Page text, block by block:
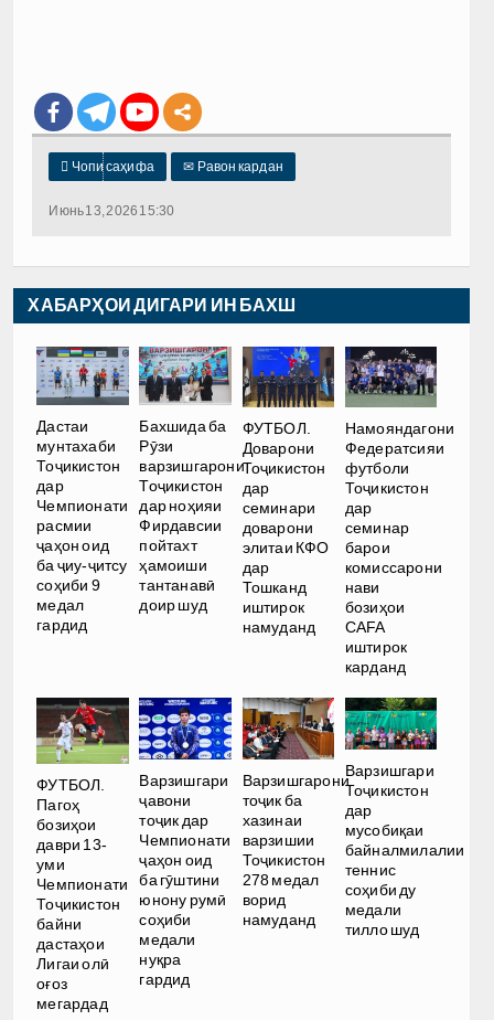
 Чопи саҳифа ✉ Равон кардан
Июнь 13, 2026 15:30
ХАБАРҲОИ ДИГАРИ ИН БАХШ
Дастаи
мунтахаби
Тоҷикистон
дар
Чемпионати
расмии
ҷаҳон оид
ба ҷиу-ҷитсу
соҳиби 9
медал
гардид
Бахшида ба
Рӯзи
варзишгарони
Тоҷикистон
дар ноҳияи
Фирдавсии
пойтахт
ҳамоиши
тантанавӣ
доир шуд
ФУТБОЛ.
Доварони
Тоҷикистон
дар
семинари
доварони
элитаи КФО
дар
Тошканд
иштирок
намуданд
Намояндагони
Федератсияи
футболи
Тоҷикистон
дар
семинар
барои
комиссарони
нави
бозиҳои
CAFA
иштирок
карданд
ФУТБОЛ.
Пагоҳ
бозиҳои
даври 13-
уми
Чемпионати
Тоҷикистон
байни
дастаҳои
Лигаи олӣ
оғоз
мегардад
Варзишгари
ҷавони
тоҷик дар
Чемпионати
ҷаҳон оид
ба гӯштини
юнону румӣ
соҳиби
медали
нуқра
гардид
Варзишгарони
тоҷик ба
хазинаи
варзишии
Тоҷикистон
278 медал
ворид
намуданд
Варзишгари
Тоҷикистон
дар
мусобиқаи
байналмилалии
теннис
соҳиби ду
медали
тилло шуд